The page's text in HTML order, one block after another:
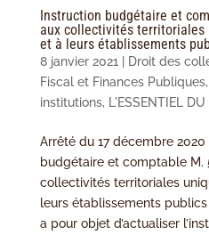
Instruction budgétaire et
aux collectivités territoriales
et à leurs établissements
8 janvier 2021| Droit des
Fiscal et Finances Publiques,
institutions, L'ESSENTIEL
Arrêté du 17 décembre
budgétaire et comptable M.
collectivités territoriales
leurs établissements
a pour objet d’actualiser